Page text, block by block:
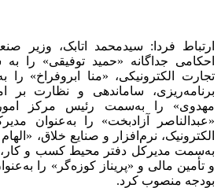
ارتباط فردا: سیدمحمد اتابک، وزیر
احکامی جداگانه «حمید توفیقی» را
تجارت الکترونیکی، «منا ابروفراخ»
برنامه‌ریزی، ساماندهی و نظارت بر
مهدوی» را به‌سمت رئیس مرکز امور
«عبدالناصر آزادبخت» را به‌عنوان
الکترونیک، نرم‌افزار و صنایع خلاق،
به‌سمت مدیرکل دفتر محیط کسب و
و تأمین مالی و «پریناز کوزه‌گر» را
بودجه منصوب کرد.